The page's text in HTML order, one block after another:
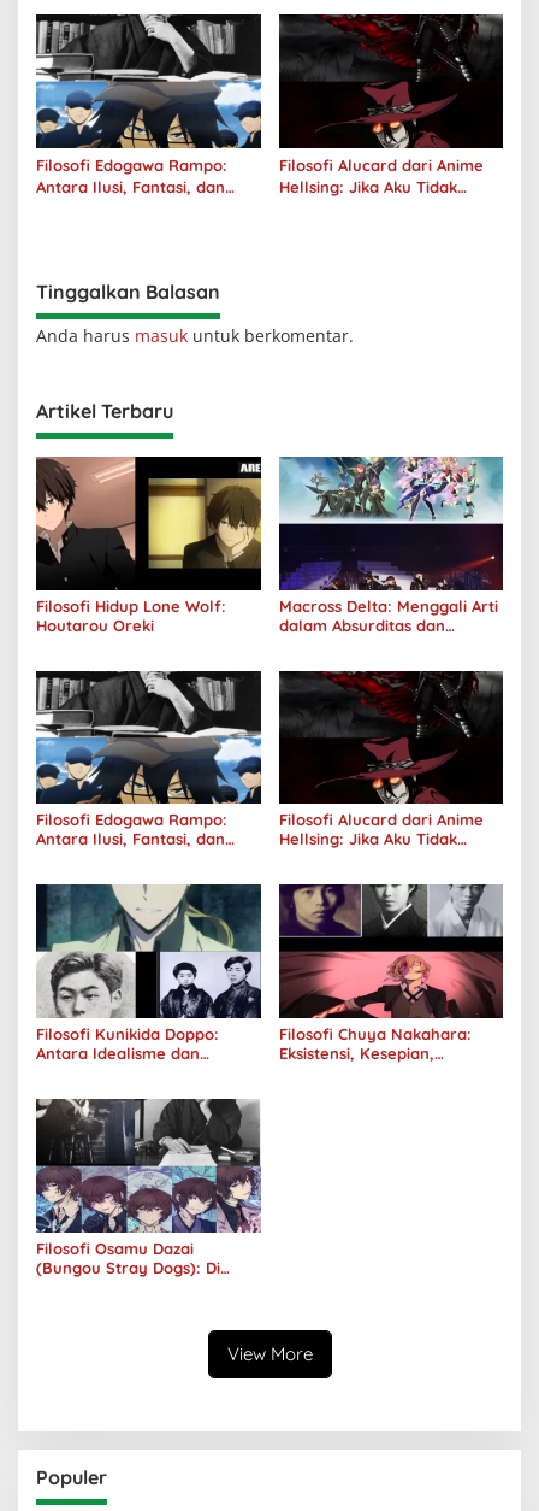
Filosofi Edogawa Rampo:
Antara Ilusi, Fantasi, dan
Filosofi Alucard dari Anime
Hellsing: Jika Aku Tidak
Tinggalkan Balasan
Anda harus masuk untuk berkomentar.
Artikel Terbaru
Filosofi Hidup Lone Wolf:
Houtarou Oreki
Macross Delta: Menggali Arti
dalam Absurditas dan
Filosofi Edogawa Rampo:
Antara Ilusi, Fantasi, dan
Filosofi Alucard dari Anime
Hellsing: Jika Aku Tidak
Filosofi Kunikida Doppo:
Antara Idealisme dan
Filosofi Chuya Nakahara:
Eksistensi, Kesepian,
Filosofi Osamu Dazai
(Bungou Stray Dogs): Di
View More
Populer